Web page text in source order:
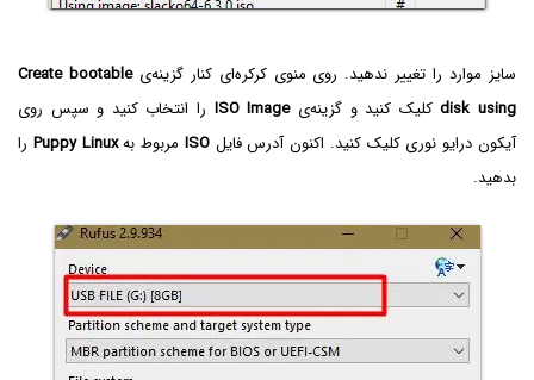
سایز موارد را تغییر ندهید. روی منوی کرکره‌ای کنار گزینه‌یCreate bootable
disk usingکلیک کنید و گزینه‌یISO Image‌ را انتخاب کنید و سپس روی
آیکون درایو نوری کلیک کنید. اکنون آدرس فایلISO‌ مربوط بهPuppy Linux‌ را
بدهید.